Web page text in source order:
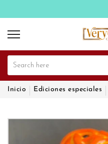
the
Policy
Inicio Ediciones especiales